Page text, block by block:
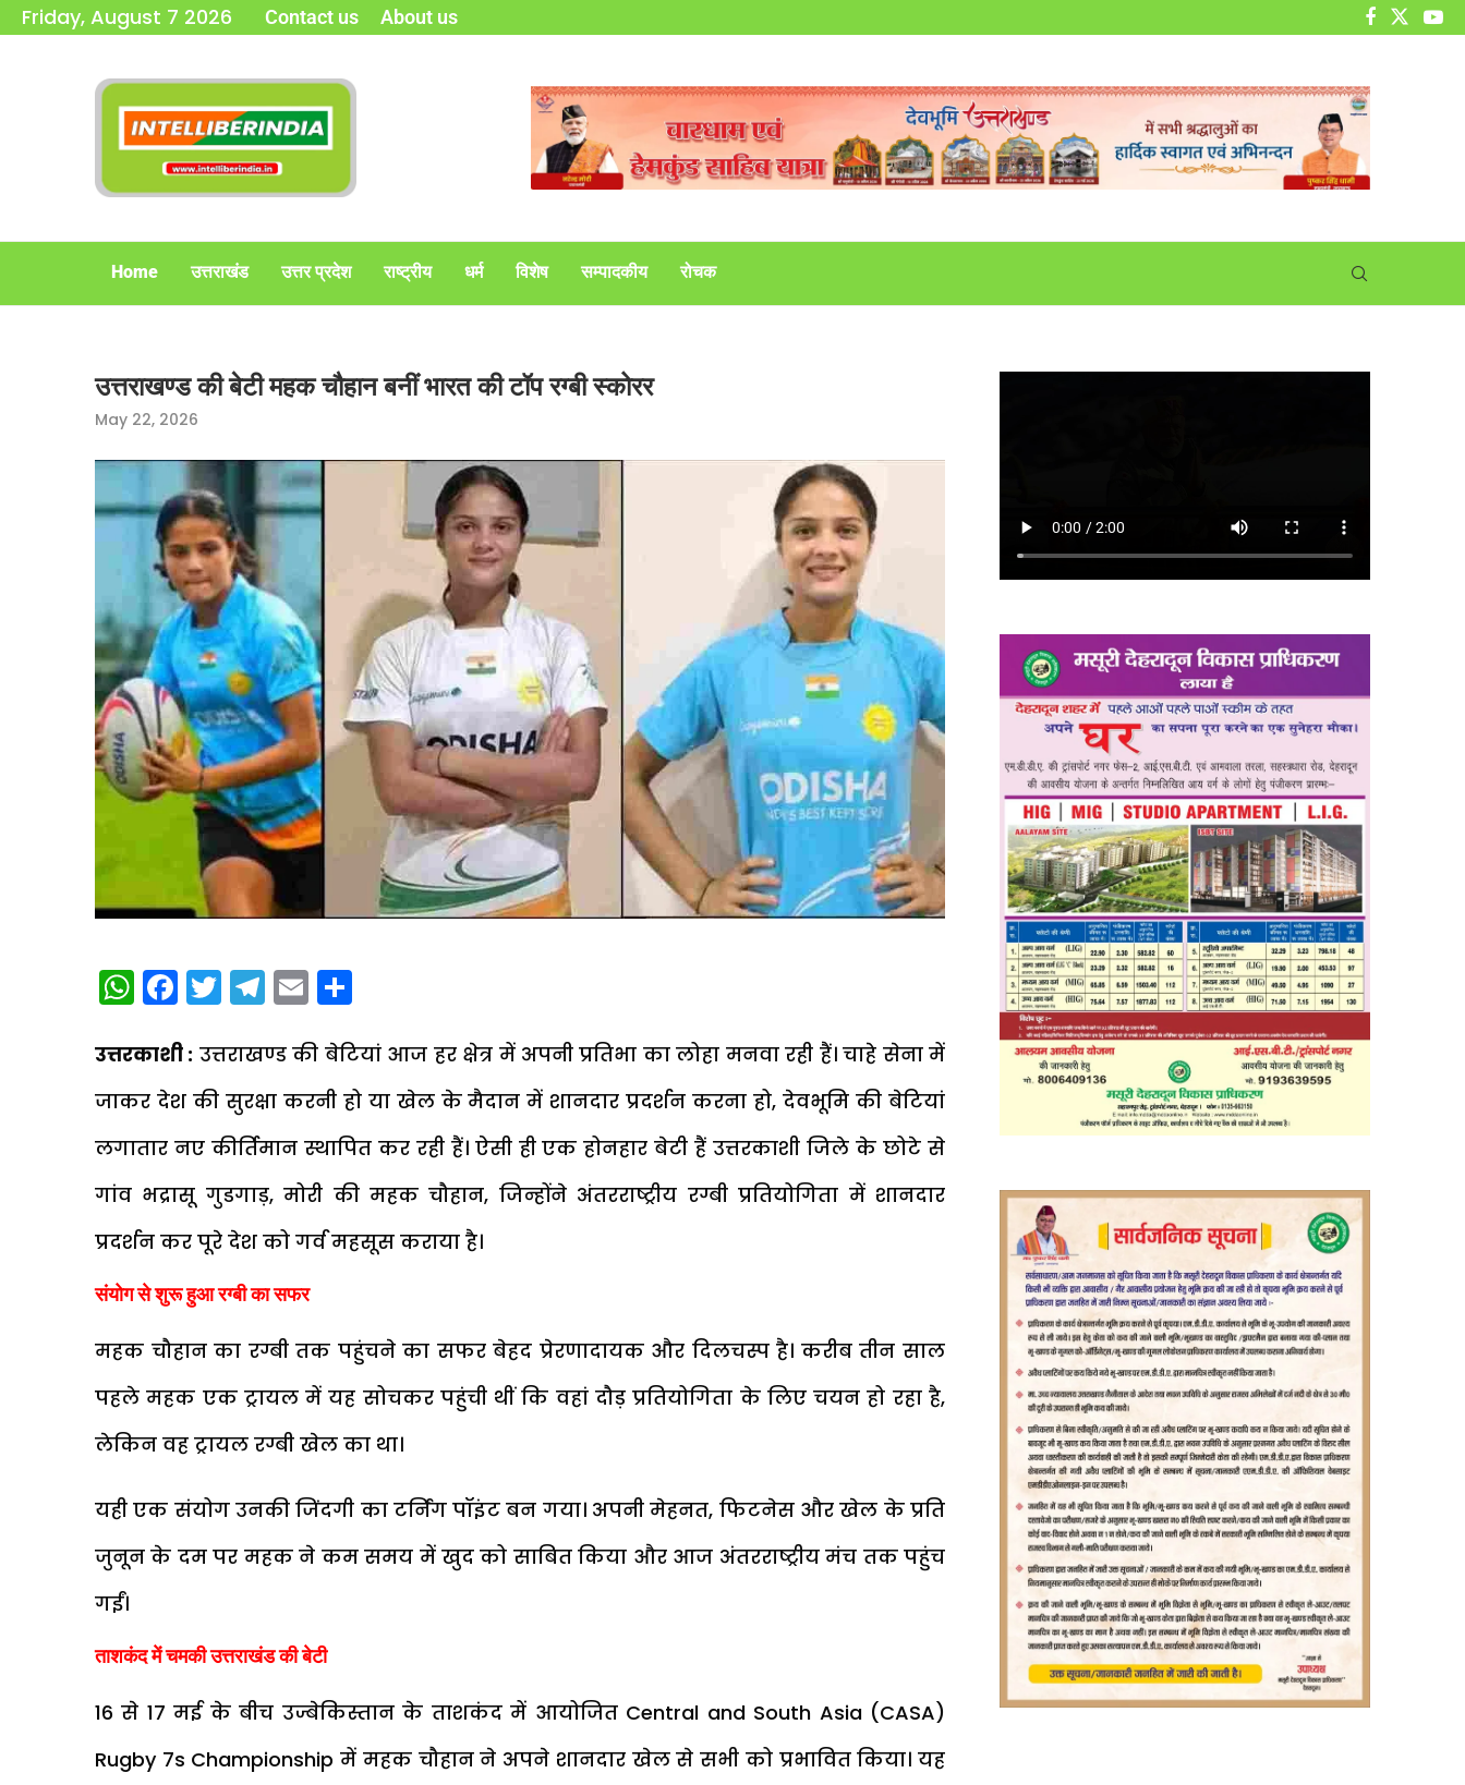
Friday, August 7 2026 Contact us About us
Home उत्तराखंड उत्तर प्रदेश राष्ट्रीय धर्म विशेष सम्पादकीय रोचक
उत्तराखण्ड की बेटी महक चौहान बनीं भारत की टॉप रग्बी स्कोरर
May 22, 2026
WhatsApp
Facebook
Twitter
Telegram
Email
उत्तरकाशी : उत्तराखण्ड की बेटियां आज हर क्षेत्र में अपनी प्रतिभा का लोहा मनवा रही हैं। चाहे सेना में
जाकर देश की सुरक्षा करनी हो या खेल के मैदान में शानदार प्रदर्शन करना हो, देवभूमि की बेटियां
लगातार नए कीर्तिमान स्थापित कर रही हैं। ऐसी ही एक होनहार बेटी हैं उत्तरकाशी जिले के छोटे से
गांव भद्रासू गुडगाड़, मोरी की महक चौहान, जिन्होंने अंतरराष्ट्रीय रग्बी प्रतियोगिता में शानदार
प्रदर्शन कर पूरे देश को गर्व महसूस कराया है।
संयोग से शुरू हुआ रग्बी का सफर
महक चौहान का रग्बी तक पहुंचने का सफर बेहद प्रेरणादायक और दिलचस्प है। करीब तीन साल
पहले महक एक ट्रायल में यह सोचकर पहुंची थीं कि वहां दौड़ प्रतियोगिता के लिए चयन हो रहा है,
लेकिन वह ट्रायल रग्बी खेल का था।
यही एक संयोग उनकी जिंदगी का टर्निंग पॉइंट बन गया। अपनी मेहनत, फिटनेस और खेल के प्रति
जुनून के दम पर महक ने कम समय में खुद को साबित किया और आज अंतरराष्ट्रीय मंच तक पहुंच
गईं।
ताशकंद में चमकी उत्तराखंड की बेटी
16 से 17 मई के बीच उज्बेकिस्तान के ताशकंद में आयोजित Central and South Asia (CASA)
Rugby 7s Championship में महक चौहान ने अपने शानदार खेल से सभी को प्रभावित किया। यह